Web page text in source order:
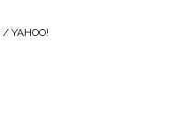
/YAHOO!